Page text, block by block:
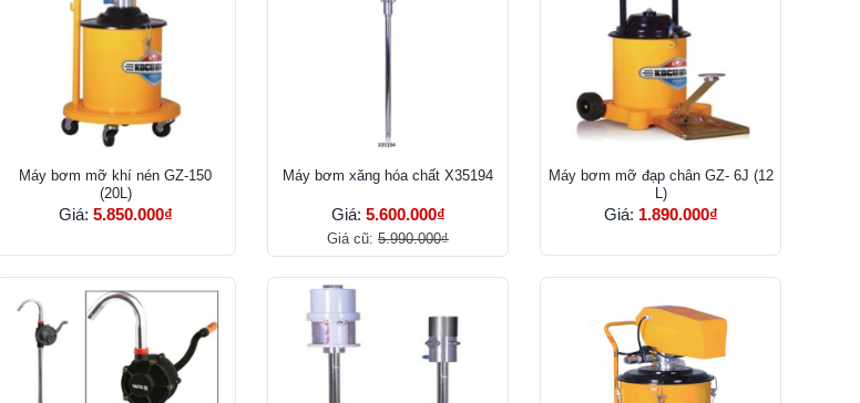
Máy bơm mỡ khí nén GZ-150
(20L)
Giá: 5.850.000₫
Máy bơm xăng hóa chất X35194
Giá: 5.600.000₫
Giá cũ: 5.990.000₫
Máy bơm mỡ đạp chân GZ- 6J (12
L)
Giá: 1.890.000₫